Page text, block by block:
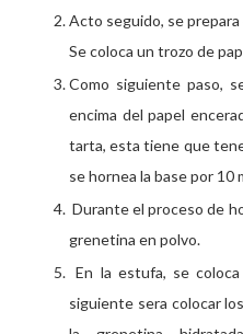
Acto seguido, se
Se coloca un trozo de
Como siguiente paso,
encima del papel
tarta, esta tiene que
se hornea la base por 10
Durante el proceso de
grenetina en polvo.
En la estufa, se
siguiente sera colocar